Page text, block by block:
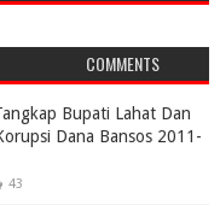
COMMENTS
Bupati Lahat Dan
Dana Bansos 2011-
43